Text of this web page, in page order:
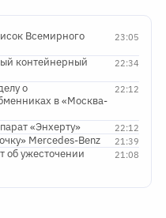
23:05
Всемирного
22:34
контейнерный
22:12
о
в «Москва-
22:12
«Энхерту»
21:39
Mercedes-Benz
21:08
об ужесточении